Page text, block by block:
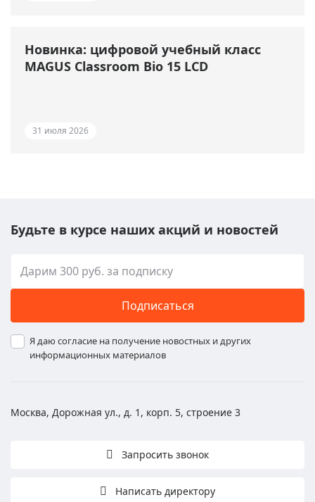
Новинка: цифровой учебный класс
MAGUS Classroom Bio 15 LCD
31 июля 2026
Будьте в курсе наших акций и новостей
Подписаться
Я даю согласие на получение новостных и других
информационных материалов
Москва, Дорожная ул., д. 1, корп. 5, строение 3
Запросить звонок
Написать директору